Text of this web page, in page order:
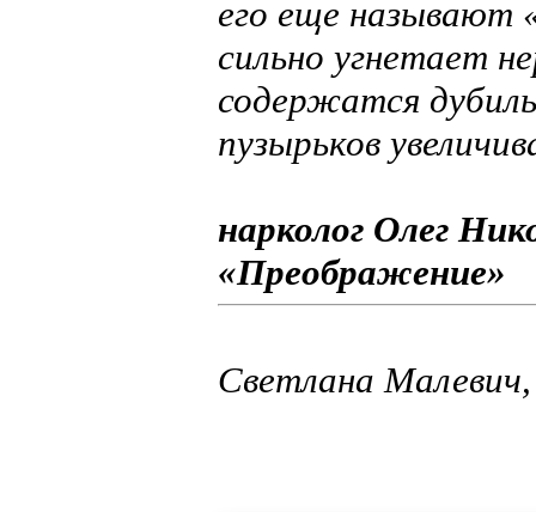
его еще называют
сильно угнетает
содержатся
пузырьков
нарколог Олег
«Преображение»
Светлана